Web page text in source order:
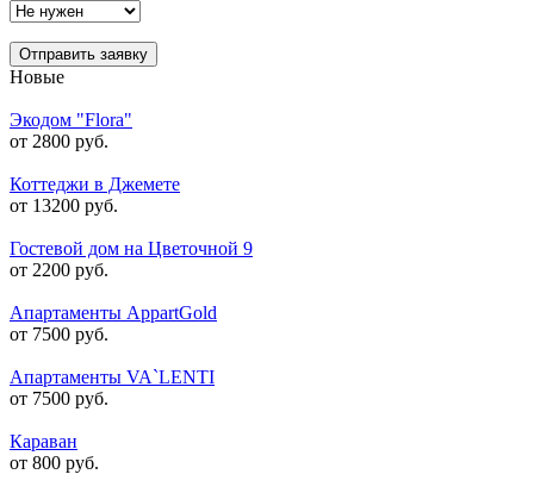
Отправить заявку
Новые
Экодом "Flora"
от 2800 руб.
Коттеджи в Джемете
от 13200 руб.
Гостевой дом на Цветочной 9
от 2200 руб.
Апартаменты AppartGold
от 7500 руб.
Апартаменты VA`LENTI
от 7500 руб.
Караван
от 800 руб.